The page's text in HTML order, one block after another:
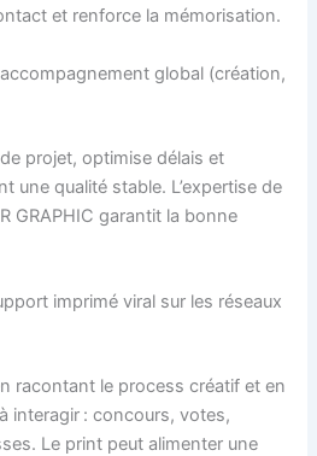
et renforce la mémorisation.
accompagnement global (création,
projet, optimise délais et
une qualité stable. L’expertise de
GRAPHIC garantit la bonne
imprimé viral sur les réseaux
racontant le process créatif et en
interagir : concours, votes,
Le print peut alimenter une